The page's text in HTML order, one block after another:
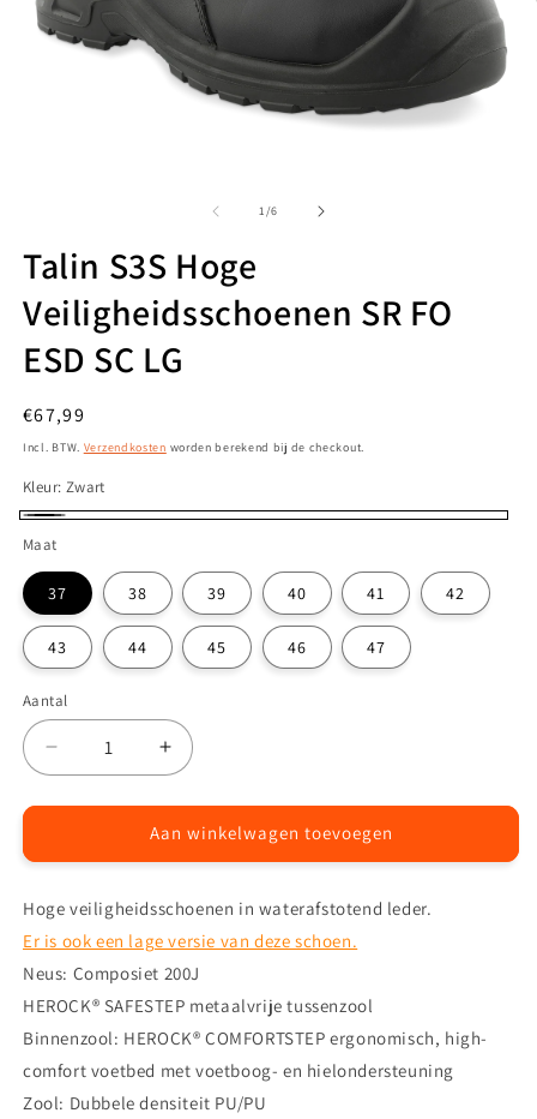
1/van
6
Talin S3S Hoge
Veiligheidsschoenen SR FO
ESD SC LG
Normale
prijs
€67,99
Incl. BTW. Verzendkosten worden berekend bij de checkout.
Kleur: Zwart
Maat
37 38 39 40 41 42
43 44 45 46 47
Aantal
Aantal
Aantal
verlagen
voor
S3S
Veiligheidsschoenen
SR
ESD
SC
LG
Aantal
verhogen
voor
Talin
S3S
Veiligheidsschoenen
SR
ESD
SC
LG
Aan winkelwagen toevoegen
Hoge veiligheidsschoenen in waterafstotend leder.
Er is ook een lage versie van deze schoen.
Neus: Composiet 200J
HEROCK® SAFESTEP metaalvrije tussenzool
Binnenzool: HEROCK® COMFORTSTEP ergonomisch, high-
comfort voetbed met voetboog- en hielondersteuning
Zool: Dubbele densiteit PU/PU